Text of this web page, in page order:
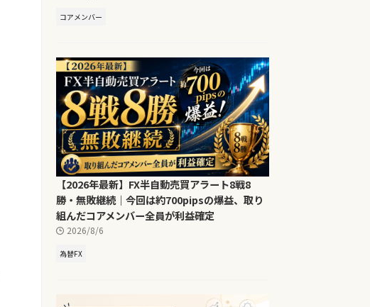
コアメンバー
【2026年最新】FX半自動売買アラート8戦8
勝・無敗継続｜今回は約700pipsの爆益、取り
組んだコアメンバー全員が利益確定
2026/8/6
為替FX